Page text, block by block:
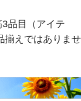
品目（アイテ
揃えではありませ